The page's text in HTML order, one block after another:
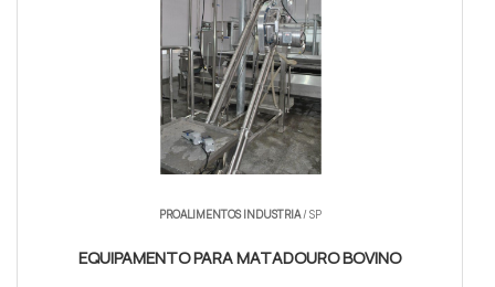
PROALIMENTOS INDUSTRIA/ SP
EQUIPAMENTO PARA MATADOURO BOVINO